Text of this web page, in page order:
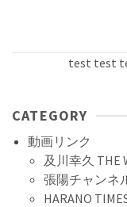
test test
CATEGORY
動画リンク
及川幸久 THE
張陽チャンネ
HARANO